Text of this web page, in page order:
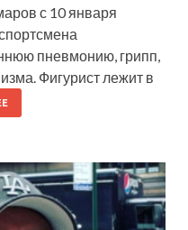
с 10 января
пневмонию, грипп,
Фигурист лежит в